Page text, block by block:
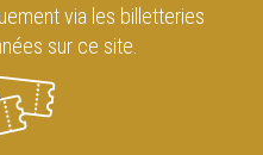
via les billetteries
sur ce site.